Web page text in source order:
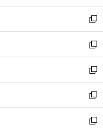
開
く
ウ
で
開
く
ン
ド
ウ
で
開
く
ウ
ィ
ン
ド
ウ
で
開
く
新
し
い
ウ
ィ
ン
ド
ウ
で
新
し
い
ウ
ィ
ン
ド
新
し
い
ウ
ィ
新
し
い
新